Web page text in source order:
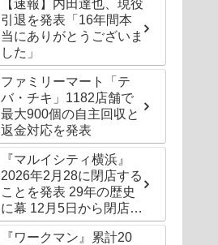
【速報】内田達也、現役
引退を発表「16年間本
当にありがとうございま
した」
ファミリーマート「テ
バ・チキ」1182店舗で
最大900個の自主回収と
返金対応を発表
『マルイシティ横浜』
2026年2月28に閉店する
ことを発表 29年の歴史
に幕 12月5日から閉店セ
ールも
『ワークマン』累計20